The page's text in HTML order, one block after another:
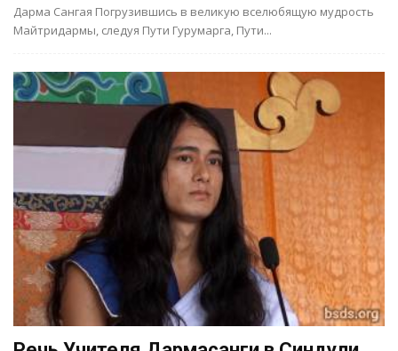
Дарма Сангая Погрузившись в великую вселюбящую мудрость
Майтридармы, следуя Пути Гурумарга, Пути...